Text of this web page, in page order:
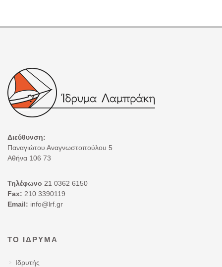
Διεύθυνση:
Παναγιώτου Αναγνωστοπούλου 5
Αθήνα 106 73
Τηλέφωνο 21 0362 6150
Fax: 210 3390119
Email: info@lrf.gr
ΤΟ ΊΔΡΥΜΑ
Ιδρυτής